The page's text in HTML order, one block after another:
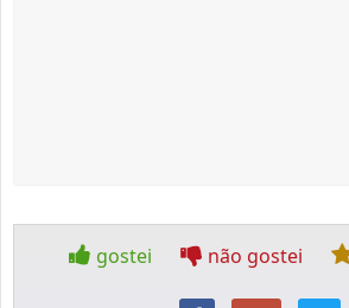
gostei não gostei